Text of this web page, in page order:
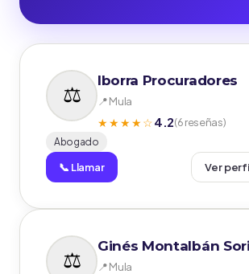
Iborra Procuradores
📍 Mula
★★★★☆4.2(6 reseñas)
Abogado
📞 Llamar Ver
Ginés Montalbán
📍 Mula